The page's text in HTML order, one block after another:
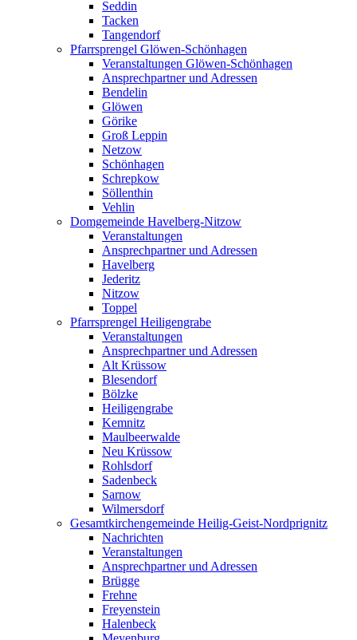
Seddin
Tacken
Tangendorf
Pfarrsprengel Glöwen-Schönhagen
Veranstaltungen Glöwen-Schönhagen
Ansprechpartner und Adressen
Bendelin
Glöwen
Görike
Groß Leppin
Netzow
Schönhagen
Schrepkow
Söllenthin
Vehlin
Domgemeinde Havelberg-Nitzow
Veranstaltungen
Ansprechpartner und Adressen
Havelberg
Jederitz
Nitzow
Toppel
Pfarrsprengel Heiligengrabe
Veranstaltungen
Ansprechpartner und Adressen
Alt Krüssow
Blesendorf
Bölzke
Heiligengrabe
Kemnitz
Maulbeerwalde
Neu Krüssow
Rohlsdorf
Sadenbeck
Sarnow
Wilmersdorf
Gesamtkirchengemeinde Heilig-Geist-Nordprignitz
Nachrichten
Veranstaltungen
Ansprechpartner und Adressen
Brügge
Frehne
Freyenstein
Halenbeck